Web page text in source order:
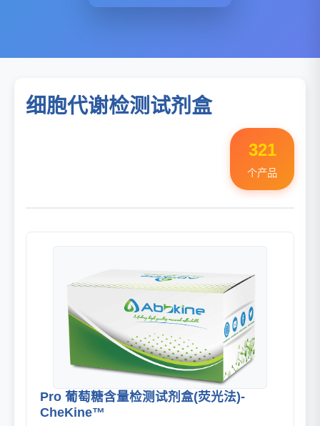
细胞代谢检测试剂盒
321
个产品
Pro 葡萄糖含量检测试剂盒(荧光法)-
CheKine™